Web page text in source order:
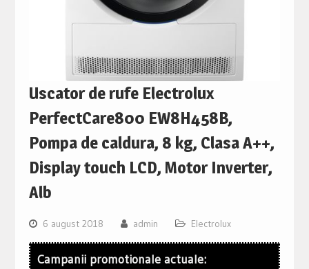
Uscator de rufe Electrolux
PerfectCare800 EW8H458B,
Pompa de caldura, 8 kg, Clasa A++,
Display touch LCD, Motor Inverter,
Alb
6 august 2018 admin Electrolux
Campanii promotionale actuale: